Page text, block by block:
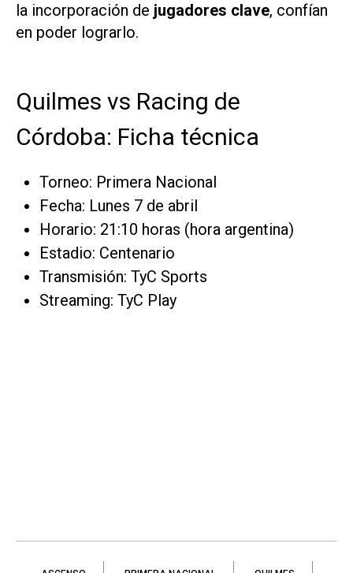
la incorporación de jugadores clave, confían
en poder lograrlo.
Quilmes vs Racing de
Córdoba: Ficha técnica
Torneo: Primera Nacional
Fecha: Lunes 7 de abril
Horario: 21:10 horas (hora argentina)
Estadio: Centenario
Transmisión: TyC Sports
Streaming: TyC Play